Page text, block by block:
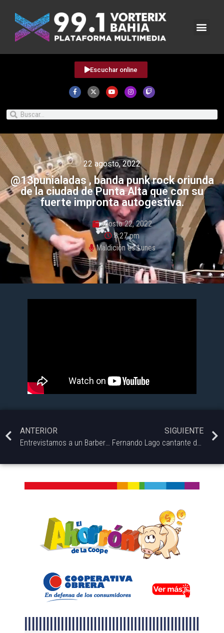
Escuchar online
22 agosto, 2022
@13punialadas , banda punk rock oriunda
de la ciudad de Punta Alta que con su
fuerte impronta autogestiva.
agosto 22, 2022
8:27 pm
Maldición es Lunes
ANTERIOR
SIGUIENTE